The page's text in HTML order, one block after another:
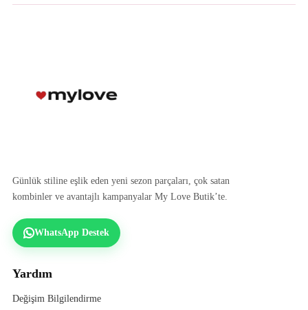
Günlük stiline eşlik eden yeni sezon parçaları, çok satan
kombinler ve avantajlı kampanyalar My Love Butik’te.
WhatsApp Destek
Yardım
Değişim Bilgilendirme